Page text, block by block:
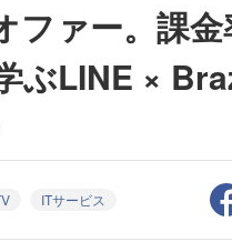
ファー。課
ぶLINE ×
ITサービス